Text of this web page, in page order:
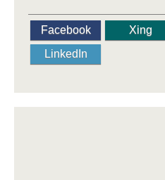
Facebook Xing
LinkedIn